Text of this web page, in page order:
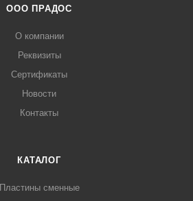
ООО ПРАДОС
О компании
Реквизиты
Сертификаты
Новости
Контакты
КАТАЛОГ
Пластины сменные